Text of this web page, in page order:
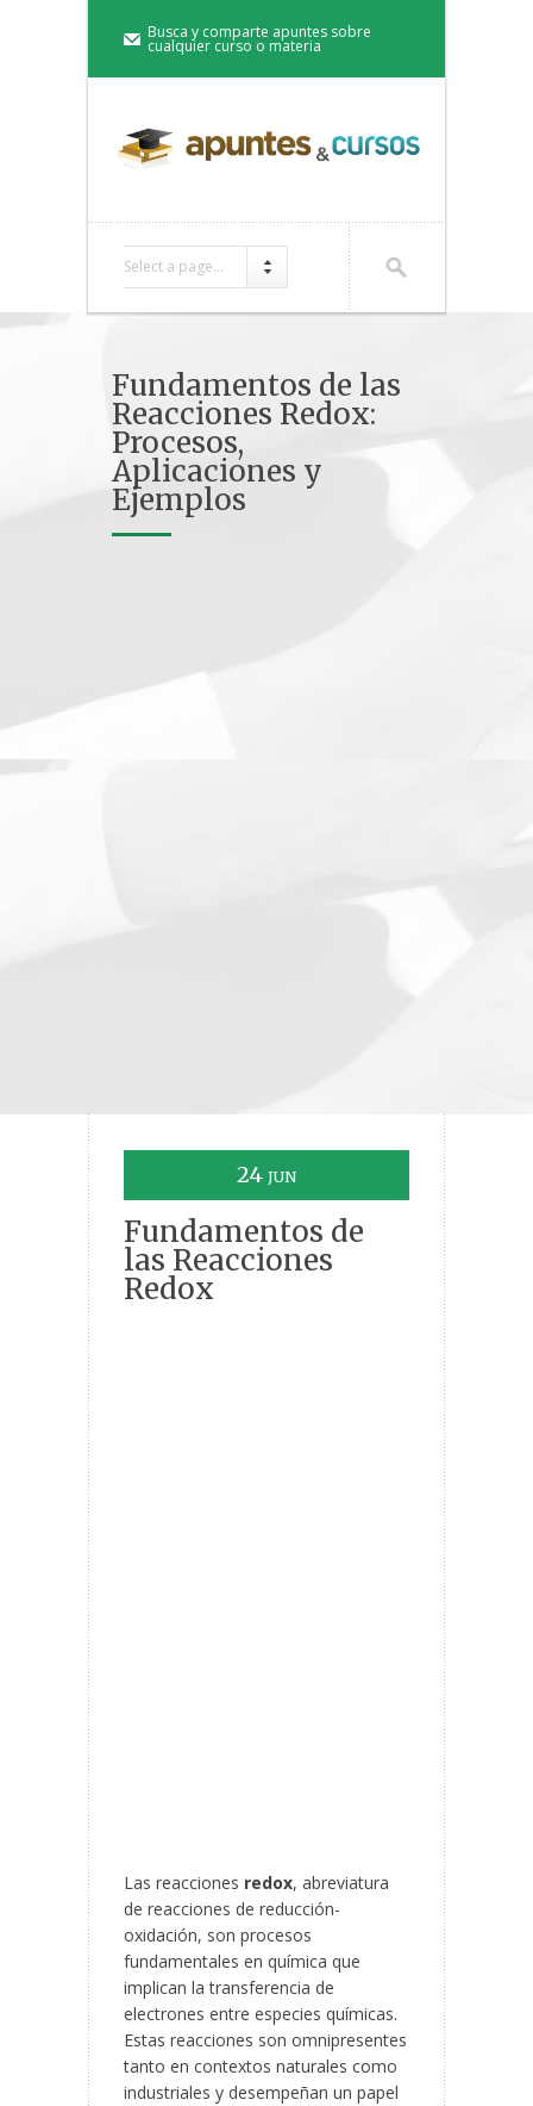
Busca y comparte apuntes sobre
cualquier curso o materia
Select a page...
Fundamentos de las
Reacciones Redox:
Procesos,
Aplicaciones y
Ejemplos
24 JUN
Fundamentos de
las Reacciones
Redox
Las reacciones redox, abreviatura
de reacciones de reducción-
oxidación, son procesos
fundamentales en química que
implican la transferencia de
electrones entre especies químicas.
Estas reacciones son omnipresentes
tanto en contextos naturales como
industriales y desempeñan un papel